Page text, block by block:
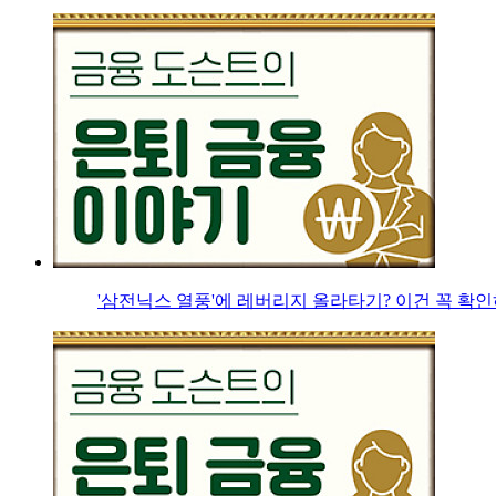
'삼전닉스 열풍'에 레버리지 올라타기? 이건 꼭 확